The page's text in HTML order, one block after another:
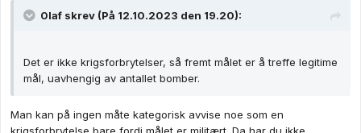
0laf skrev (På 12.10.2023 den 19.20):
Det er ikke krigsforbrytelser, så fremt målet er å treffe legitime
mål, uavhengig av antallet bomber.
Man kan på ingen måte kategorisk avvise noe som en